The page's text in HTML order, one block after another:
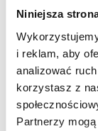
Niniejsza
i reklam, aby
analizować
korzystasz z
Partnerzy